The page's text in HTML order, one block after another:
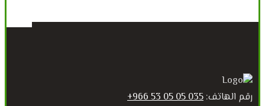
رقم الهاتف: 035 05 05 53 966+